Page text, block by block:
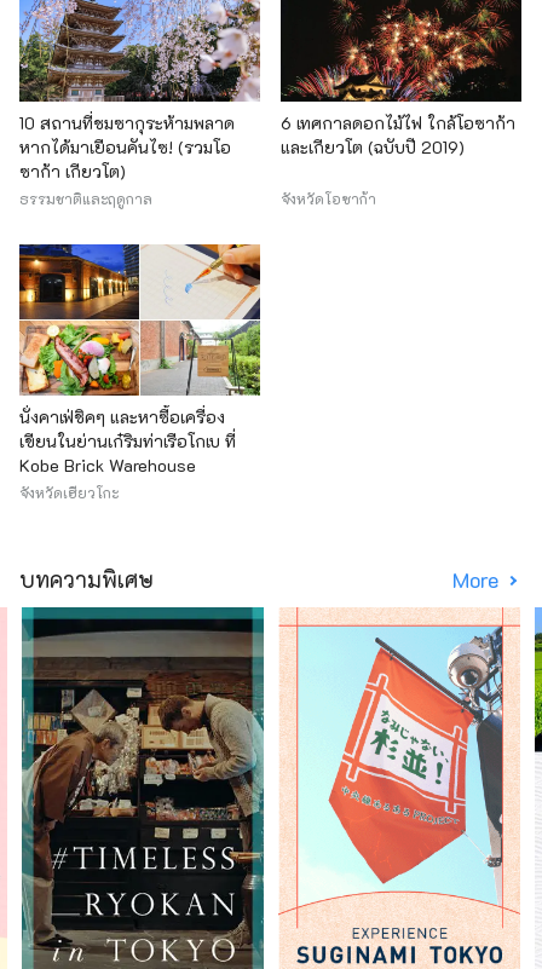
10 สถานที่ชมซากุระห้ามพลาด
หากได้มาเยือนคันไซ! (รวมโอ
ซาก้า เกียวโต)
ธรรมชาติและฤดูกาล
6 เทศกาลดอกไม้ไฟ ใกล้โอซาก้า
และเกียวโต (ฉบับปี 2019)
จังหวัดโอซาก้า
นั่งคาเฟ่ชิคๆ และหาซื้อเครื่อง
เขียนในย่านเก๋ริมท่าเรือโกเบ ที่
Kobe Brick Warehouse
จังหวัดเฮียวโกะ
บทความพิเศษ More